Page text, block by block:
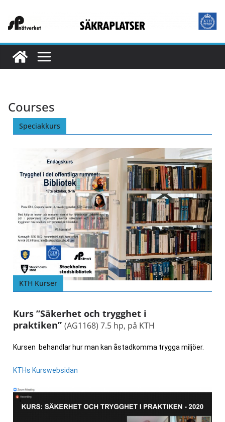
Courses
Speciakkurs
KTH Kurser
Kurs ”Säkerhet och trygghet i
praktiken” (AG1168) 7.5 hp, på KTH
Kursen behandlar hur man kan åstadkomma trygga miljöer.
KTHs Kurswebsidan